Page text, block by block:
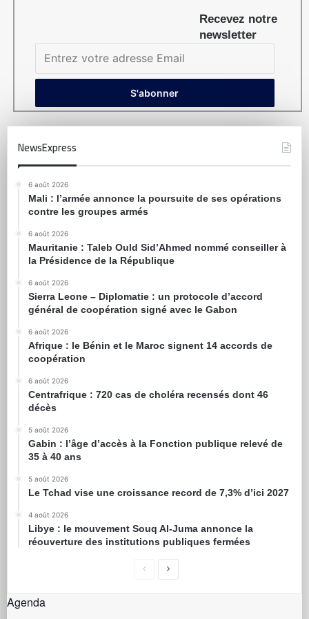
Recevez notre
newsletter
NewsExpress
6 août 2026
Mali : l’armée annonce la poursuite de ses opérations
contre les groupes armés
6 août 2026
Mauritanie : Taleb Ould Sid’Ahmed nommé conseiller à
la Présidence de la République
6 août 2026
Sierra Leone – Diplomatie : un protocole d’accord
général de coopération signé avec le Gabon
6 août 2026
Afrique : le Bénin et le Maroc signent 14 accords de
coopération
6 août 2026
Centrafrique : 720 cas de choléra recensés dont 46
décès
5 août 2026
Gabin : l’âge d’accès à la Fonction publique relevé de
35 à 40 ans
5 août 2026
Le Tchad vise une croissance record de 7,3% d’ici 2027
4 août 2026
Libye : le mouvement Souq Al-Juma annonce la
réouverture des institutions publiques fermées
Agenda